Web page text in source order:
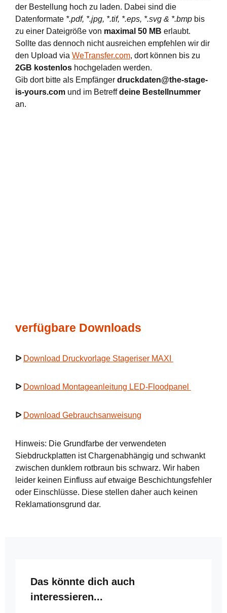
der Bestellung hoch zu laden. Dabei sind die
Datenformate *.pdf, *.jpg, *.tif, *.eps, *.svg & *.bmp bis
zu einer Dateigröße von maximal 50 MB erlaubt.
Sollte das dennoch nicht ausreichen empfehlen wir dir
den Upload via WeTransfer.com, dort können bis zu
2GB kostenlos hochgeladen werden.
Gib dort bitte als Empfänger druckdaten@the-stage-
is-yours.com und im Betreffdeine Bestellnummer
an.
verfügbare Downloads
ᐅ Download Druckvorlage Stageriser MAXI
ᐅ Download Montageanleitung LED-Floodpanel
ᐅ Download Gebrauchsanweisung
Hinweis: Die Grundfarbe der verwendeten
Siebdruckplatten ist Chargenabhängig und schwankt
zwischen dunklem rotbraun bis schwarz. Wir haben
leider keinen Einfluss auf etwaige Beschichtungsfehler
oder Einschlüsse. Diese stellen daher auch keinen
Reklamationsgrund dar.
Produktgalerie überspringen
Das könnte dich auch
interessieren...